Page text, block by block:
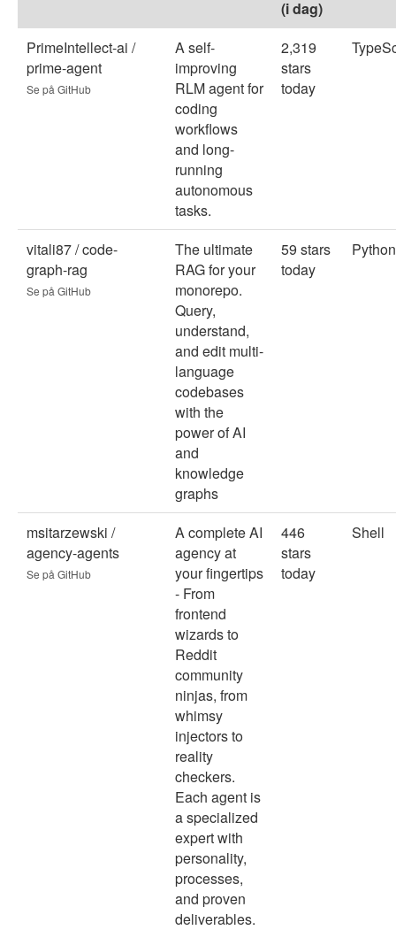
(i dag)
PrimeIntellect-ai /
prime-agent
Se på GitHub
A self-
improving
RLM agent for
coding
workflows
and long-
running
autonomous
tasks.
2,319
stars
today
vitali87 / code-
graph-rag
Se på GitHub
The ultimate
RAG for your
monorepo.
Query,
understand,
and edit multi-
language
codebases
with the
power of AI
and
knowledge
graphs
59 stars
today
Python
msitarzewski /
agency-agents
Se på GitHub
A complete AI
agency at
your fingertips
- From
frontend
wizards to
Reddit
community
ninjas, from
whimsy
injectors to
reality
checkers.
Each agent is
a specialized
expert with
personality,
processes,
and proven
deliverables.
446
stars
today
Shell